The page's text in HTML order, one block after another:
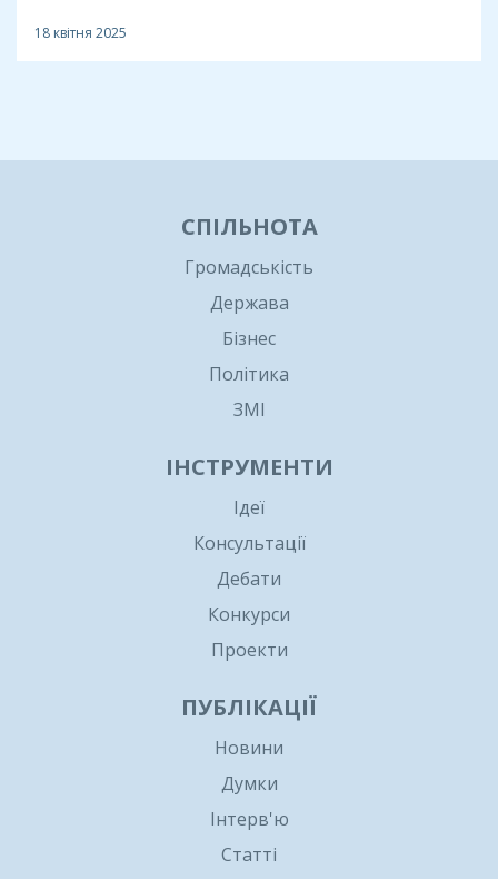
18 квітня 2025
СПІЛЬНОТА
Громадськість
Держава
Бізнес
Політика
ЗМІ
ІНСТРУМЕНТИ
Ідеї
Консультації
Дебати
Конкурси
Проекти
ПУБЛІКАЦІЇ
Новини
Думки
Інтерв'ю
Статті